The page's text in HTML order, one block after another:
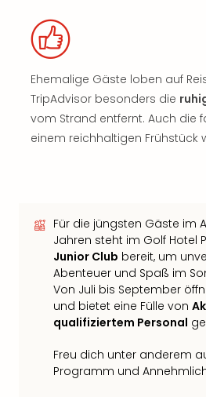
Ehemalige Gäste loben auf
TripAdvisor besonders die
vom Strand entfernt. Auch die
einem reichhaltigen Frühstück
Für die jüngsten Gäste im
Jahren steht im Golf Hotel
Junior Club bereit, um
Abenteuer und Spaß im
Von Juli bis September
und bietet eine Fülle von
qualifiziertem Personal
Freu dich unter anderem
Programm und